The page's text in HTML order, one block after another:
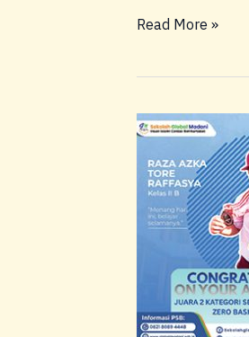
Read More »
Prestasi
SD
Global
Madani
November